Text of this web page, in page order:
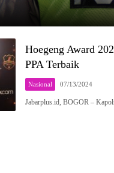
Hoegeng Award
PPA Terbaik
Nasional 07/13/2024
Jabarplus.id, BOGOR –